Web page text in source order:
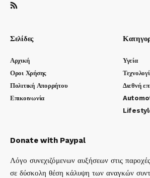
Σελίδες
Αρχική
Οροι Χρήσης
Πολιτική Απορρήτου
Επικοινωνία
Υγεία
Διεθνή
Donate with Paypal
Λόγο συνεχιζόμενων αυξήσεων στις
σε δύσκολη θέση κάλυψη των αναγκών